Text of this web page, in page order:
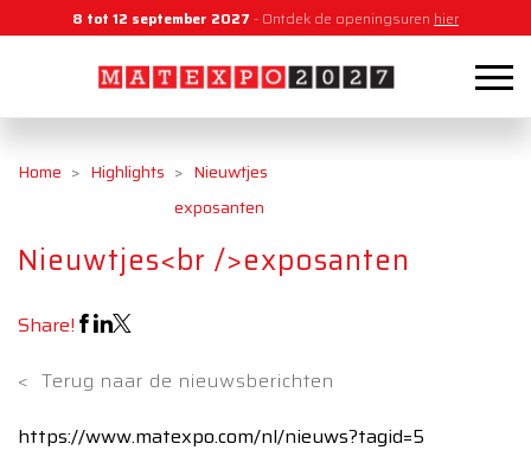
8 tot 12 september 2027 - Ontdek de openingsuren hier
Home Highlights
Nieuwtjes
exposanten
Nieuwtjes<br />exposanten
Share!
< Terug naar de nieuwsberichten
https://www.matexpo.com/nl/nieuws?tagid=5